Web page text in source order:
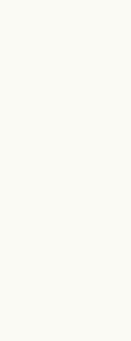
mémoire
la presse, par le
puis dans
d’une pièce. Ces
consécration
Siviter démontre
influencé par des
l’importance de
éléments menant à
L’article « La mise
dramatique dans le
Marianne
des interprétations
l’existence de
théâtre. Selon